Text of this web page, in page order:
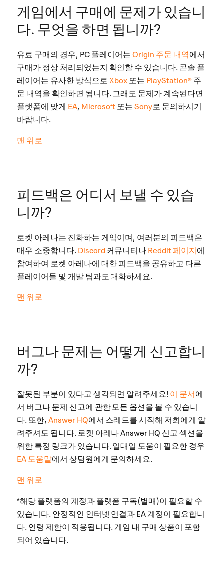
게임에서 구매에 문제가 있습니
다. 무엇을 하면 됩니까?
유료 구매의 경우, PC 플레이어는Origin 주문 내역에서
구매가 정상 처리되었는지 확인할 수 있습니다. 콘솔 플
레이어는 유사한 방식으로 Xbox또는 PlayStation®주
문 내역을 확인하면 됩니다. 그래도 문제가 계속된다면
플랫폼에 맞게 EA, Microsoft또는Sony로 문의하시기
바랍니다.
맨 위로
피드백은 어디서 보낼 수 있습
니까?
로켓 아레나는 진화하는 게임이며, 여러분의 피드백은
매우 소중합니다. Discord 커뮤니티나Reddit 페이지에
참여하여 로켓 아레나에 대한 피드백을 공유하고 다른
플레이어들 및 개발 팀과도 대화하세요.
맨 위로
버그나 문제는 어떻게 신고합니
까?
잘못된 부분이 있다고 생각되면 알려주세요! 이 문서에
서 버그나 문제 신고에 관한 모든 옵션을 볼 수 있습니
다. 또한,Answer HQ에서 스레드를 시작해 저희에게 알
려주셔도 됩니다. 로켓 아레나 Answer HQ 신고 섹션을
위한 특정 링크가 있습니다. 일대일 도움이 필요한 경우
EA 도움말에서 상담원에게 문의하세요.
맨 위로
*해당 플랫폼의 계정과 플랫폼 구독(별매)이 필요할 수
있습니다. 안정적인 인터넷 연결과 EA 계정이 필요합니
다. 연령 제한이 적용됩니다. 게임 내 구매 상품이 포함
되어 있습니다.